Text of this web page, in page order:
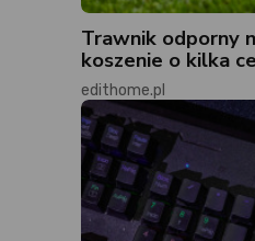
Trawnik odporny
koszenie o kilka
edithome.pl